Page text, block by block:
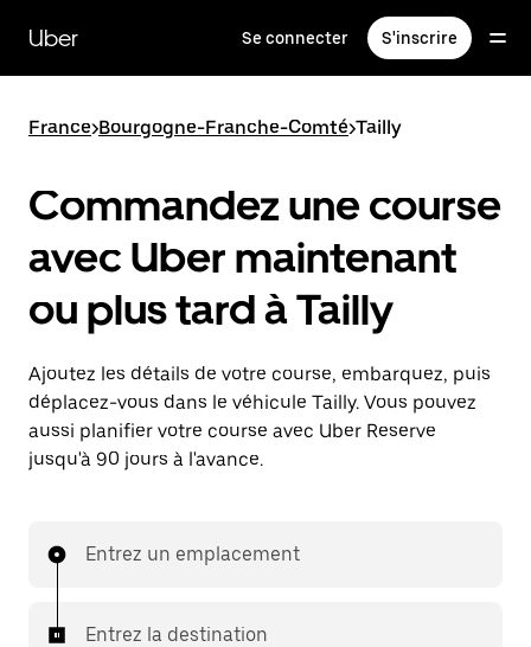
contenu
principal
Uber Se connecter S'inscrire
France>Bourgogne-Franche-Comté>Tailly
Commandez une course
avec Uber maintenant
ou plus tard à Tailly
Ajoutez les détails de votre course, embarquez, puis
déplacez-vous dans le véhicule Tailly. Vous pouvez
aussi planifier votre course avec Uber Reserve
jusqu'à 90 jours à l'avance.
Entrez un emplacement
Entrez la destination